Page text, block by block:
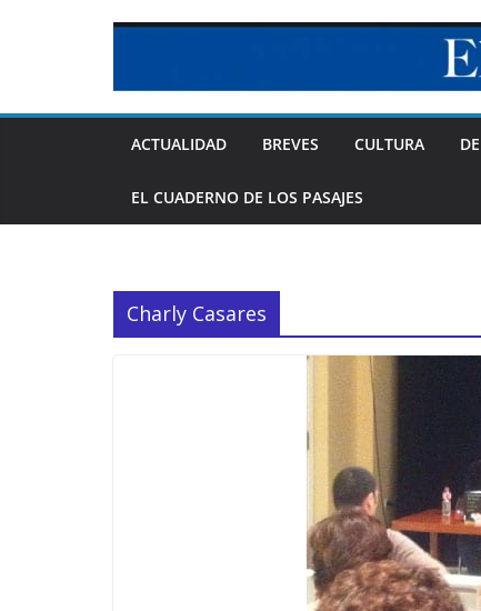
ACTUALIDAD BREVES CULTURA
EL CUADERNO DE LOS PASAJES
Charly Casares